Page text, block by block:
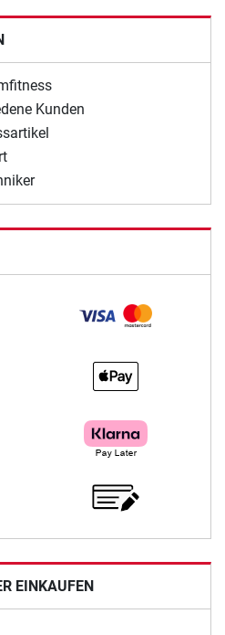
Kunden
EINKAUFEN